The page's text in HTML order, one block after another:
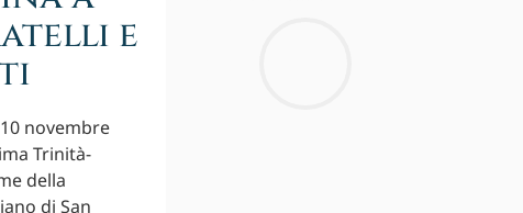
e
novembre
Trinità-
della
di San